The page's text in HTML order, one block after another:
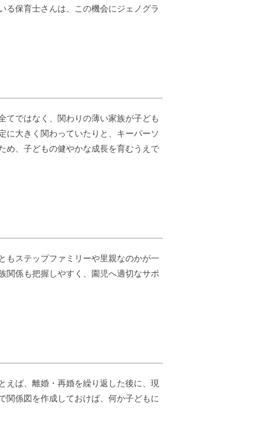
る保育士さんは、この機会にジェノグラ
てではなく、関わりの薄い家族が子ども
に大きく関わっていたりと、キーパーソ
め、子どもの健やかな成長を育むうえで
もステップファミリーや里親なのかが一
関係も把握しやすく、園児へ適切なサポ
えば、離婚・再婚を繰り返した後に、現
関係図を作成しておけば、何か子どもに